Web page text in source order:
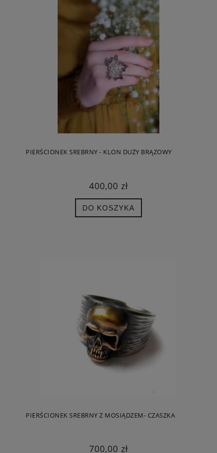
PIERŚCIONEK SREBRNY - KLON DUŻY BRĄZOWY
400,00 zł
DO KOSZYKA
PIERŚCIONEK SREBRNY Z MOSIĄDZEM- CZASZKA
700,00 zł